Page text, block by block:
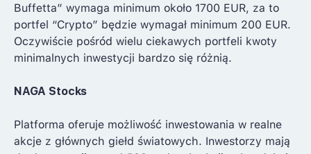
Buffetta” wymaga minimum około 1700 EUR, za to
portfel “Crypto” będzie wymagał minimum 200 EUR.
Oczywiście pośród wielu ciekawych portfeli kwoty
minimalnych inwestycji bardzo się różnią.
NAGA Stocks
Platforma oferuje możliwość inwestowania w realne
akcje z głównych giełd światowych. Inwestorzy mają